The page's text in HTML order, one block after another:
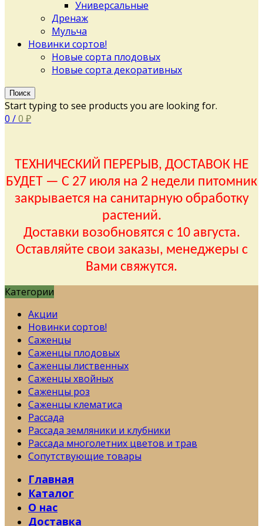
Универсальные
Дренаж
Мульча
Новинки сортов!
Новые сорта плодовых
Новые сорта декоративных
Поиск
Start typing to see products you are looking for.
0 /0 ₽
ТЕХНИЧЕСКИЙ ПЕРЕРЫВ, ДОСТАВОК НЕ
БУДЕТ — С 27 июля на 2 недели питомник
закрывается на санитарную обработку
растений.
Доставки возобновятся с 10 августа.
Оставляйте свои заказы, менеджеры с
Вами свяжутся.
Категории
Акции
Новинки сортов!
Саженцы
Саженцы плодовых
Саженцы лиственных
Саженцы хвойных
Саженцы роз
Саженцы клематиса
Рассада
Рассада земляники и клубники
Рассада многолетних цветов и трав
Сопутствующие товары
Главная
Каталог
О нас
Доставка